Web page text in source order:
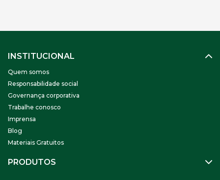
INSTITUCIONAL
Quem somos
Responsabilidade social
Governança corporativa
Trabalhe conosco
Imprensa
Blog
Materiais Gratuitos
PRODUTOS